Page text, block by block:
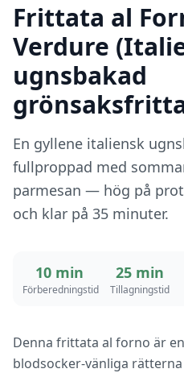
Frittata al
Verdure
ugnsbakad
En gyllene italiensk
fullproppad med
parmesan — hög på
och klar på 35 minuter.
10 min
Förberedningstid
25 min
Tillagningstid
Denna frittata al forno är
blodsocker-vänliga